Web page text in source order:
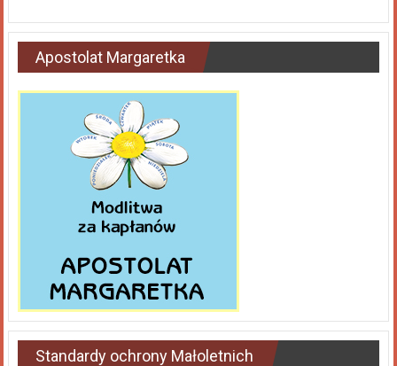
Apostolat Margaretka
Standardy ochrony Małoletnich